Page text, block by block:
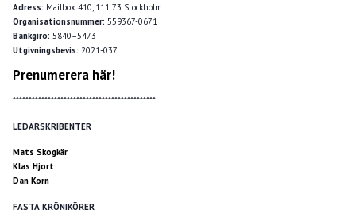
Adress: Mailbox 410, 111 73 Stockholm
Organisationsnummer: 559367-0671
Bankgiro: 5840–5473
Utgivningsbevis: 2021-037
Prenumerera här!
*********************************************
LEDARSKRIBENTER
Mats Skogkär
Klas Hjort
Dan Korn
FASTA KRÖNIKÖRER